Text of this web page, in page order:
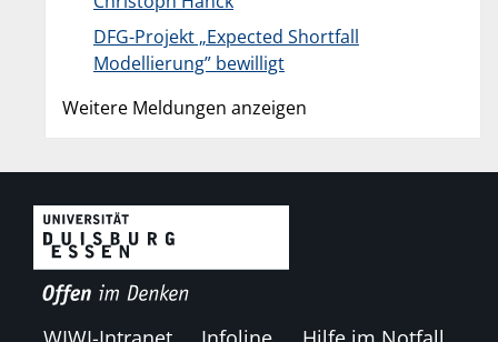
DFG-Projekt „Expected Shortfall
Modellierung” bewilligt
Weitere Meldungen anzeigen